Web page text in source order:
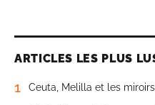
ARTICLES LES PLUS
1 Ceuta, Melilla et les